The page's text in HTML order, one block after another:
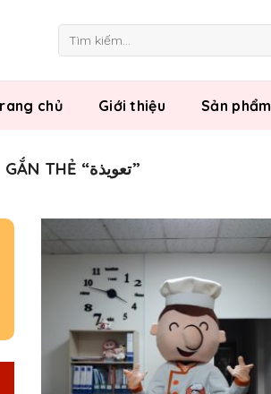
kiếm:
chủ Giới thiệu Sản phẩm
SẢN PHẨM ĐƯỢC GẮN THẺ “تعويذة”